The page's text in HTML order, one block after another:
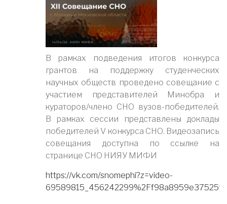
В рамках подведения итогов конкурса
грантов на поддержку студенческих
научных обществ проведено совещание с
участием представителей Минобра и
кураторов/члено СНО вузов-победителей.
В рамках сессии представлены доклады
победителей V конкурса СНО. Видеозапись
совещания доступна по ссылке на
странице СНО НИЯУ МИФИ
https://vk.com/snomephi?z=video-